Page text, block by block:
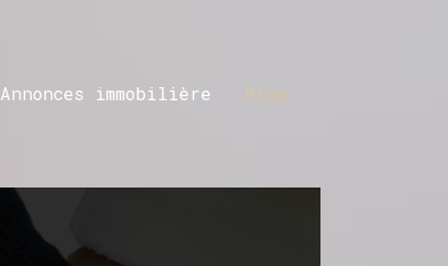
Annonces immobilière Blog